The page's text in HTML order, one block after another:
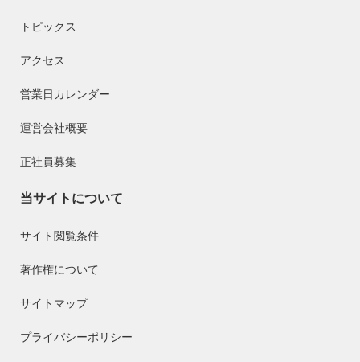
トピックス
アクセス
営業日カレンダー
運営会社概要
正社員募集
当サイトについて
サイト閲覧条件
著作権について
サイトマップ
プライバシーポリシー